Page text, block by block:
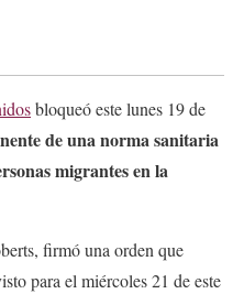
bloqueó este lunes 19 de
de una norma sanitaria
migrantes en la
firmó una orden que
para el miércoles 21 de este